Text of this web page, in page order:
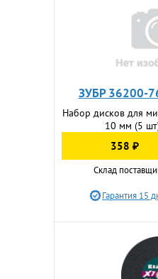
ЗУБР 36200-
Набор дисков для
10 мм (5
358 ₽
Склад
Гарантия 15